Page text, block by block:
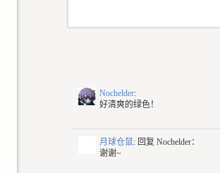
Nochelder:
好清爽的绿色！
月球仓鼠: 回复 Nochelder：
谢谢~